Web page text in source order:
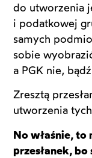
do utworzenia
i podatkowej
samych
sobie
a PGK nie,
Zresztą
utworzenia
No właśnie, to
przesłanek, bo